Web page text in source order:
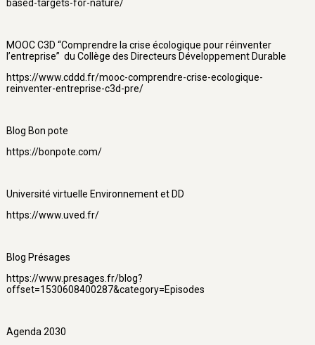
based-targets-for-nature/
MOOC C3D “Comprendre la crise écologique pour réinventer
l’entreprise” du Collège des Directeurs Développement Durable
https://www.cddd.fr/mooc-comprendre-crise-ecologique-
reinventer-entreprise-c3d-pre/
Blog Bon pote
https://bonpote.com/
Université virtuelle Environnement et DD
https://www.uved.fr/
Blog Présages
https://www.presages.fr/blog?
offset=1530608400287&category=Episodes
Agenda 2030